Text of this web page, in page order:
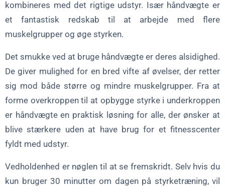
kombineres med det rigtige udstyr. Især håndvægte er
et fantastisk redskab til at arbejde med flere
muskelgrupper og øge styrken.
Det smukke ved at bruge håndvægte er deres alsidighed.
De giver mulighed for en bred vifte af øvelser, der retter
sig mod både større og mindre muskelgrupper. Fra at
forme overkroppen til at opbygge styrke i underkroppen
er håndvægte en praktisk løsning for alle, der ønsker at
blive stærkere uden at have brug for et fitnesscenter
fyldt med udstyr.
Vedholdenhed er nøglen til at se fremskridt. Selv hvis du
kun bruger 30 minutter om dagen på styrketræning, vil